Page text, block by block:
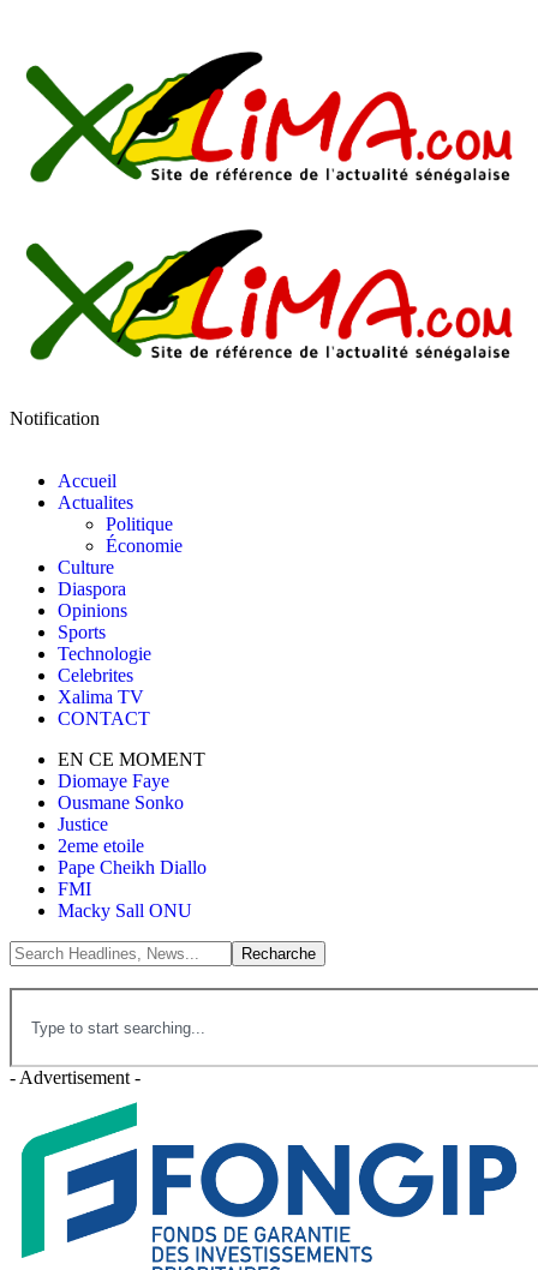
Notification
Accueil
Actualites
Politique
Économie
Culture
Diaspora
Opinions
Sports
Technologie
Celebrites
Xalima TV
CONTACT
EN CE MOMENT
Diomaye Faye
Ousmane Sonko
Justice
2eme etoile
Pape Cheikh Diallo
FMI
Macky Sall ONU
- Advertisement -